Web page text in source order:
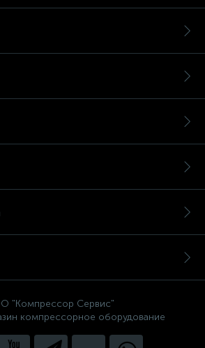
"Компрессор Сервис"
компрессорное оборудование